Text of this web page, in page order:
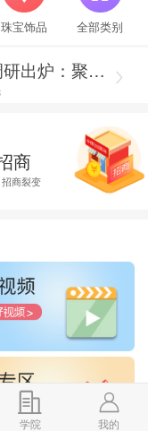
学院 我的
珠宝饰品 全部类别
2026招商服务风向标：盘点全国头部机构与实战派专家
2026融资服务行业调研出炉：聚焦合规治理 筑牢企业融资安全防线
2026融资服务行业调研：破解供需错位难题 提升企业融资落地效能
2026企业招商外包服务首选推荐，全渠道商学研究院
商
商裂变